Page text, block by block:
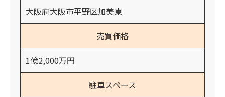
大阪府大阪市平野区加美東
売買価格
1億2,000万円
駐車スペース